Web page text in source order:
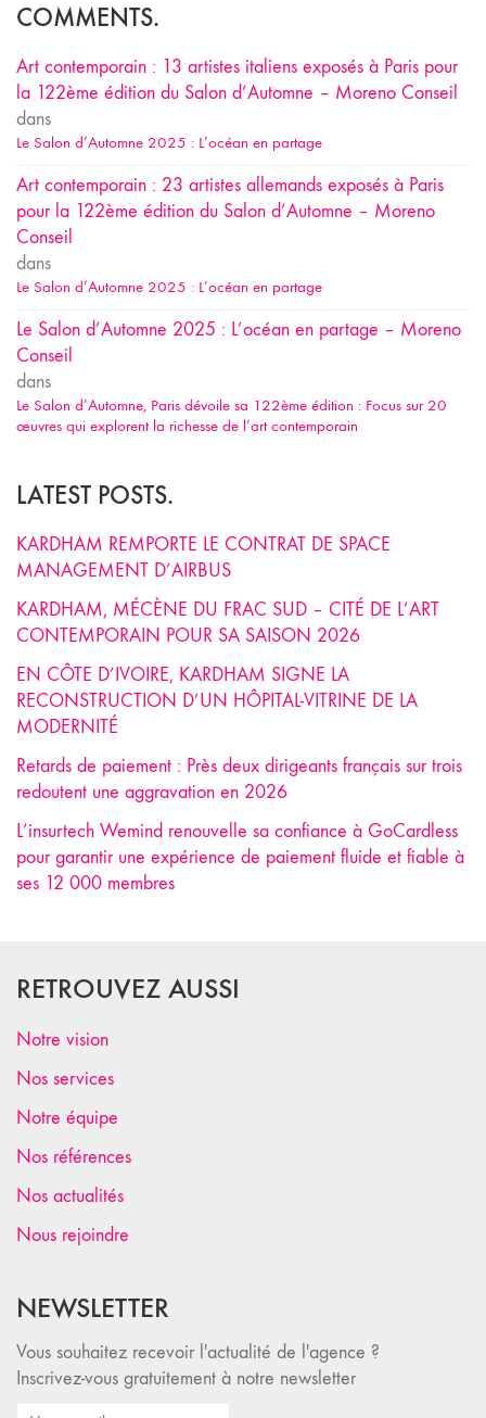
COMMENTS.
Art contemporain : 13 artistes italiens exposés à Paris pour
la 122ème édition du Salon d’Automne – Moreno Conseil
dans
Le Salon d’Automne 2025 : L’océan en partage
Art contemporain : 23 artistes allemands exposés à Paris
pour la 122ème édition du Salon d’Automne – Moreno
Conseil
dans
Le Salon d’Automne 2025 : L’océan en partage
Le Salon d’Automne 2025 : L’océan en partage – Moreno
Conseil
dans
Le Salon d’Automne, Paris dévoile sa 122ème édition : Focus sur 20
œuvres qui explorent la richesse de l’art contemporain
LATEST POSTS.
KARDHAM REMPORTE LE CONTRAT DE SPACE
MANAGEMENT D’AIRBUS
KARDHAM, MÉCÈNE DU FRAC SUD – CITÉ DE L’ART
CONTEMPORAIN POUR SA SAISON 2026
EN CÔTE D’IVOIRE, KARDHAM SIGNE LA
RECONSTRUCTION D’UN HÔPITAL-VITRINE DE LA
MODERNITÉ
Retards de paiement : Près deux dirigeants français sur trois
redoutent une aggravation en 2026
L’insurtech Wemind renouvelle sa confiance à GoCardless
pour garantir une expérience de paiement fluide et fiable à
ses 12 000 membres
RETROUVEZ AUSSI
Notre vision
Nos services
Notre équipe
Nos références
Nos actualités
Nous rejoindre
NEWSLETTER
Vous souhaitez recevoir l'actualité de l'agence ?
Inscrivez-vous gratuitement à notre newsletter